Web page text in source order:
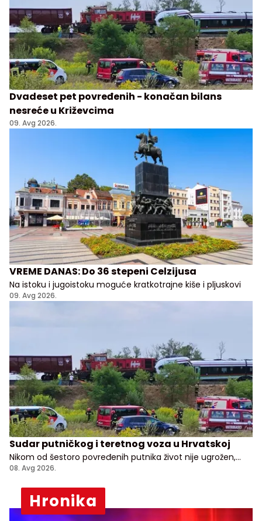
Dvadeset pet povređenih - konačan bilans
nesreće u Križevcima
09. Avg 2026.
VREME DANAS: Do 36 stepeni Celzijusa
Na istoku i jugoistoku moguće kratkotrajne kiše i pljuskovi
09. Avg 2026.
Sudar putničkog i teretnog voza u Hrvatskoj
Nikom od šestoro povređenih putnika život nije ugrožen,
kažu lekari i predstavnici hrvatske vlade
08. Avg 2026.
Hronika